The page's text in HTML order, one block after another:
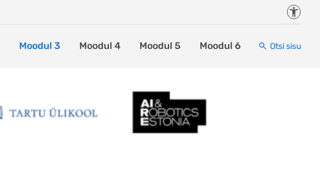
Moodul 3 Moodul 4 Moodul 5 Moodul 6 Otsi sisu